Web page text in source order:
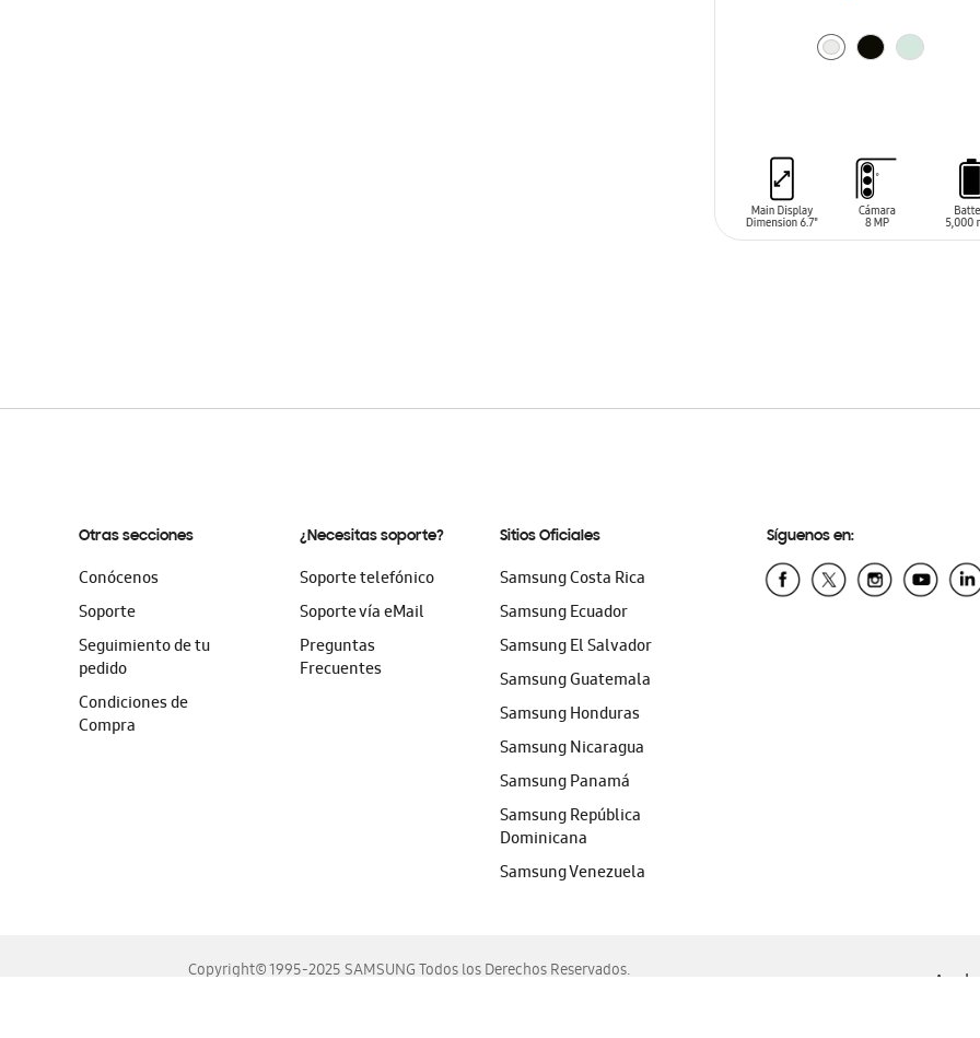
Otras secciones
Conócenos
Soporte
Seguimiento de tu
pedido
Condiciones de
Compra
¿Necesitas soporte?
Soporte telefónico
Soporte vía eMail
Preguntas
Frecuentes
Sitios Oficiales
Samsung Costa Rica
Samsung Ecuador
Samsung El Salvador
Samsung Guatemala
Samsung Honduras
Samsung Nicaragua
Samsung Panamá
Samsung República
Dominicana
Samsung Venezuela
Síguenos en:
Copyright© 1995-2025 SAMSUNG Todos los Derechos Reservados.